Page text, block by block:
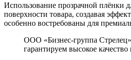
Использование прозрачной плёнки
поверхности товара, создавая
особенно востребованы для
ООО «Бизнес-группа Стрелец»
гарантируем высокое